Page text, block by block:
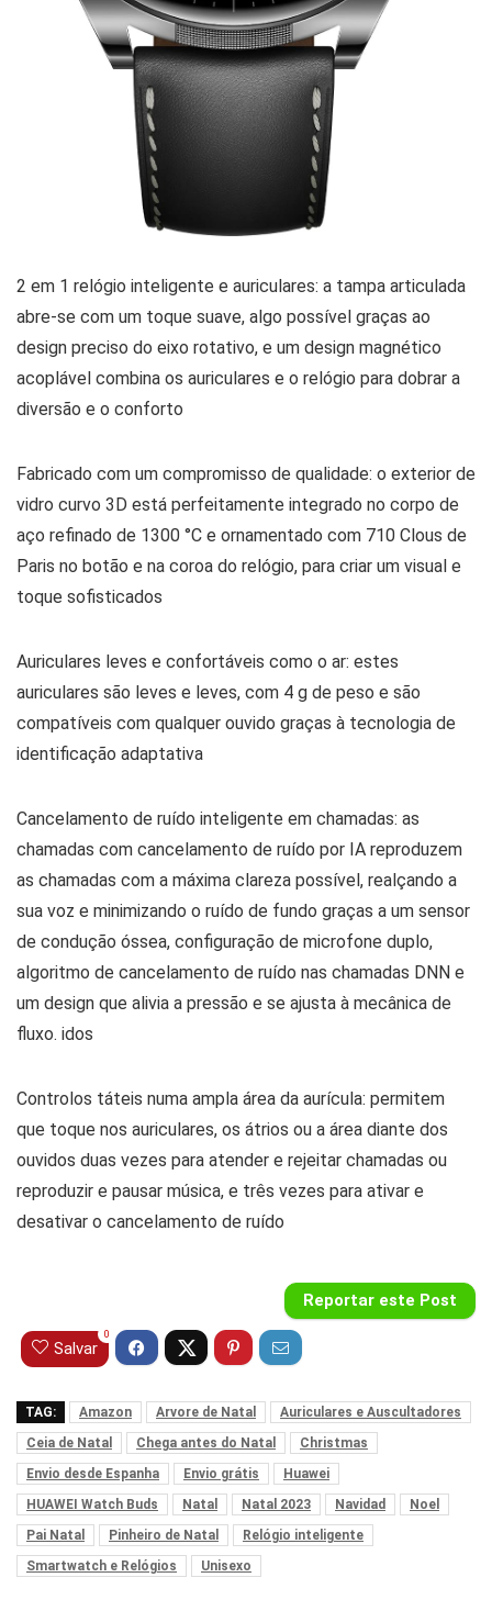
2 em 1 relógio inteligente e auriculares: a tampa articulada
abre-se com um toque suave, algo possível graças ao
design preciso do eixo rotativo, e um design magnético
acoplável combina os auriculares e o relógio para dobrar a
diversão e o conforto
Fabricado com um compromisso de qualidade: o exterior de
vidro curvo 3D está perfeitamente integrado no corpo de
aço refinado de 1300 °C e ornamentado com 710 Clous de
Paris no botão e na coroa do relógio, para criar um visual e
toque sofisticados
Auriculares leves e confortáveis como o ar: estes
auriculares são leves e leves, com 4 g de peso e são
compatíveis com qualquer ouvido graças à tecnologia de
identificação adaptativa
Cancelamento de ruído inteligente em chamadas: as
chamadas com cancelamento de ruído por IA reproduzem
as chamadas com a máxima clareza possível, realçando a
sua voz e minimizando o ruído de fundo graças a um sensor
de condução óssea, configuração de microfone duplo,
algoritmo de cancelamento de ruído nas chamadas DNN e
um design que alivia a pressão e se ajusta à mecânica de
fluxo. idos
Controlos táteis numa ampla área da aurícula: permitem
que toque nos auriculares, os átrios ou a área diante dos
ouvidos duas vezes para atender e rejeitar chamadas ou
reproduzir e pausar música, e três vezes para ativar e
desativar o cancelamento de ruído
Reportar este Post
Salvar
0
TAG: Amazon Arvore de Natal
Auriculares e Auscultadores
Ceia de Natal
Chega antes do Natal
Christmas
Envio desde Espanha
Envio grátis
Huawei
HUAWEI Watch Buds
Natal Natal 2023 Navidad
Noel
Pai Natal
Pinheiro de Natal
Relógio inteligente
Smartwatch e Relógios
Unisexo